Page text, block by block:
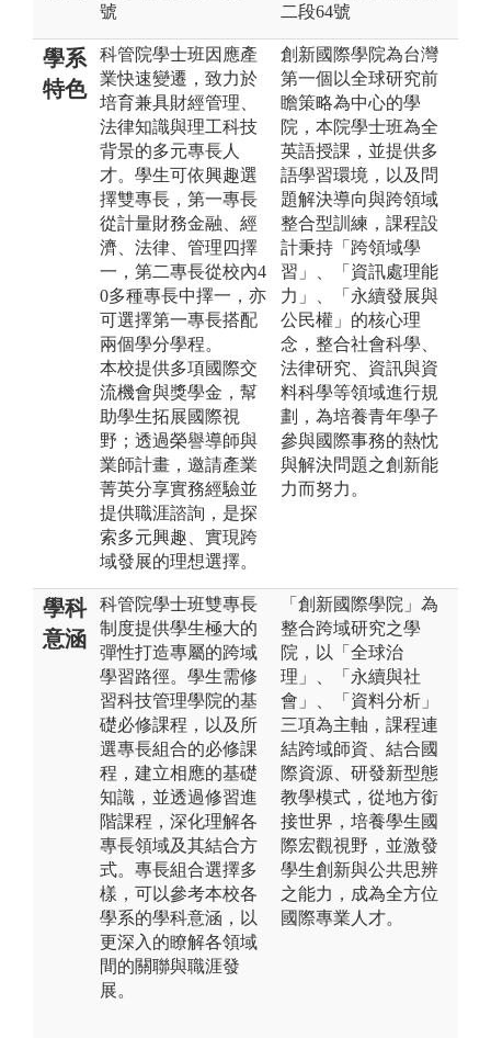
號
二段64號
學系
特色
科管院學士班因應產
業快速變遷，致力於
培育兼具財經管理、
法律知識與理工科技
背景的多元專長人
才。學生可依興趣選
擇雙專長，第一專長
從計量財務金融、經
濟、法律、管理四擇
一，第二專長從校內4
0多種專長中擇一，亦
可選擇第一專長搭配
兩個學分學程。
本校提供多項國際交
流機會與獎學金，幫
助學生拓展國際視
野；透過榮譽導師與
業師計畫，邀請產業
菁英分享實務經驗並
提供職涯諮詢，是探
索多元興趣、實現跨
域發展的理想選擇。
創新國際學院為台灣
第一個以全球研究前
瞻策略為中心的學
院，本院學士班為全
英語授課，並提供多
語學習環境，以及問
題解決導向與跨領域
整合型訓練，課程設
計秉持「跨領域學
習」、「資訊處理能
力」、「永續發展與
公民權」的核心理
念，整合社會科學、
法律研究、資訊與資
料科學等領域進行規
劃，為培養青年學子
參與國際事務的熱忱
與解決問題之創新能
力而努力。
學科
意涵
科管院學士班雙專長
制度提供學生極大的
彈性打造專屬的跨域
學習路徑。學生需修
習科技管理學院的基
礎必修課程，以及所
選專長組合的必修課
程，建立相應的基礎
知識，並透過修習進
階課程，深化理解各
專長領域及其結合方
式。專長組合選擇多
樣，可以參考本校各
學系的學科意涵，以
更深入的瞭解各領域
間的關聯與職涯發
展。
「創新國際學院」為
整合跨域研究之學
院，以「全球治
理」、「永續與社
會」、「資料分析」
三項為主軸，課程連
結跨域師資、結合國
際資源、研發新型態
教學模式，從地方銜
接世界，培養學生國
際宏觀視野，並激發
學生創新與公共思辨
之能力，成為全方位
國際專業人才。